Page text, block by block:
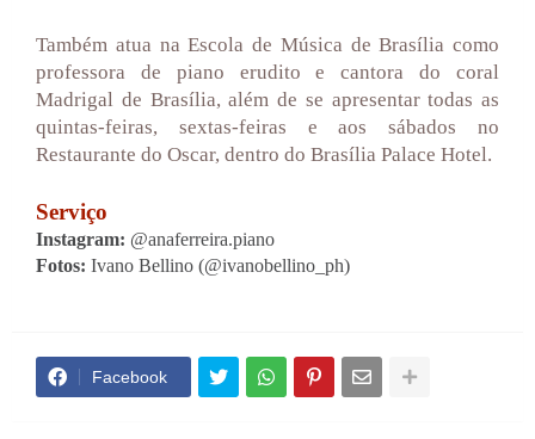
Também atua na Escola de Música de Brasília como
professora de piano erudito e cantora do coral
Madrigal de Brasília, além de se apresentar todas as
quintas-feiras, sextas-feiras e aos sábados no
Restaurante do Oscar, dentro do Brasília Palace Hotel.
Serviço
Instagram: @anaferreira.piano
Fotos: Ivano Bellino (@ivanobellino_ph)
Facebook